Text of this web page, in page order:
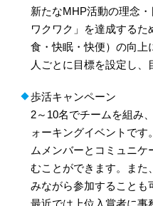
新たなMHP活動の理念
ワクワク」を達成する
食・快眠・快便）の向上
人ごとに目標を設定し、
歩活キャンペーン
2～10名でチームを組み
ォーキングイベントで
ムメンバーとコミュニ
むことができます。また
みながら参加することも
最近では上位入賞者に事